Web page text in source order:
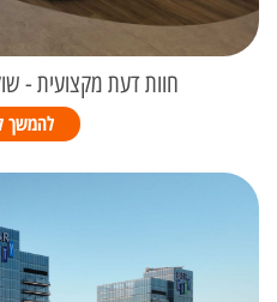
חוות דעת מקצועית -
להמשך